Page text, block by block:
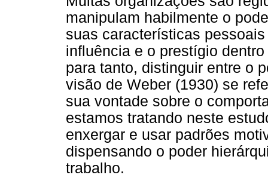
manipulam habilmente o
suas características
influência e o prestígio
para tanto, distinguir entre o
visão de Weber (1930) se
sua vontade sobre o
estamos tratando neste
enxergar e usar padrões
dispensando o poder
trabalho.